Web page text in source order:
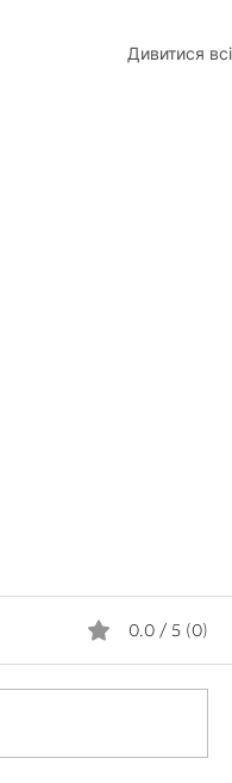
Дивитися всі
0.0 / 5 (0)